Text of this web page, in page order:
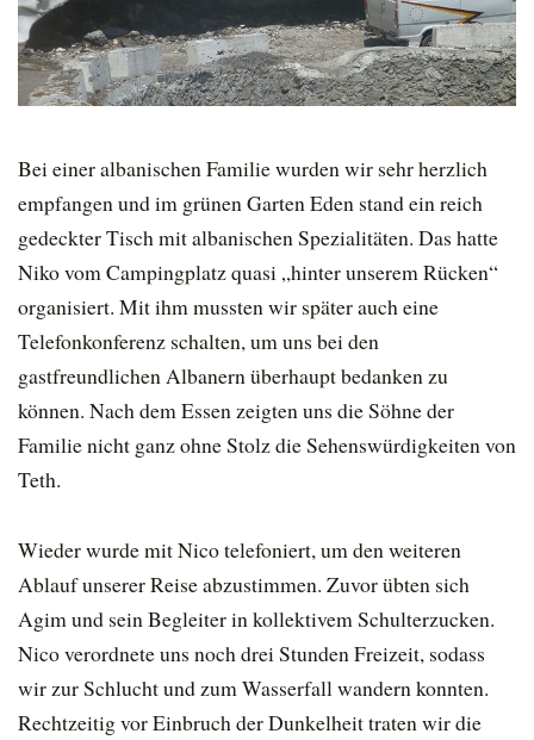
Bei einer albanischen Familie wurden wir sehr herzlich
empfangen und im grünen Garten Eden stand ein reich
gedeckter Tisch mit albanischen Spezialitäten. Das hatte
Niko vom Campingplatz quasi „hinter unserem Rücken“
organisiert. Mit ihm mussten wir später auch eine
Telefonkonferenz schalten, um uns bei den
gastfreundlichen Albanern überhaupt bedanken zu
können. Nach dem Essen zeigten uns die Söhne der
Familie nicht ganz ohne Stolz die Sehenswürdigkeiten von
Teth.
Wieder wurde mit Nico telefoniert, um den weiteren
Ablauf unserer Reise abzustimmen. Zuvor übten sich
Agim und sein Begleiter in kollektivem Schulterzucken.
Nico verordnete uns noch drei Stunden Freizeit, sodass
wir zur Schlucht und zum Wasserfall wandern konnten.
Rechtzeitig vor Einbruch der Dunkelheit traten wir die